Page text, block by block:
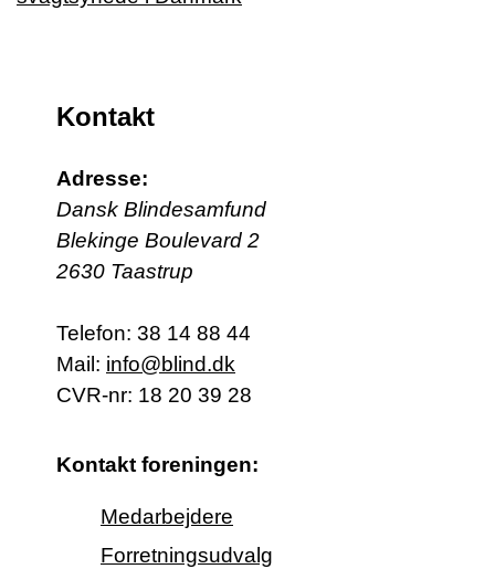
Kontakt
Adresse:
Dansk Blindesamfund
Blekinge Boulevard 2
2630 Taastrup
Telefon: 38 14 88 44
Mail: info@blind.dk
CVR-nr: 18 20 39 28
Kontakt foreningen:
Medarbejdere
Forretningsudvalg